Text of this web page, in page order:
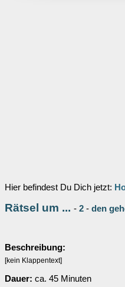
Hier befindest Du Dich jetzt:
Rätsel um ... - 2 - den
Beschreibung:
[kein Klappentext]
Dauer: ca. 45 Minuten